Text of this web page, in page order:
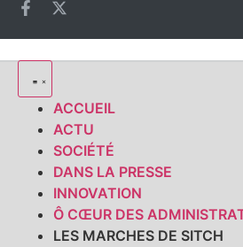
ACCUEIL
ACTU
SOCIÉTÉ
DANS LA PRESSE
INNOVATION
Ô CŒUR DES
LES MARCHES DE SITCH